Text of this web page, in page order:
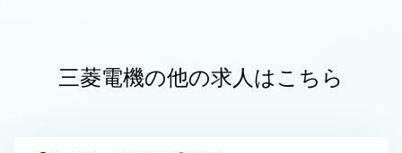
三菱電機の他の求人はこちら